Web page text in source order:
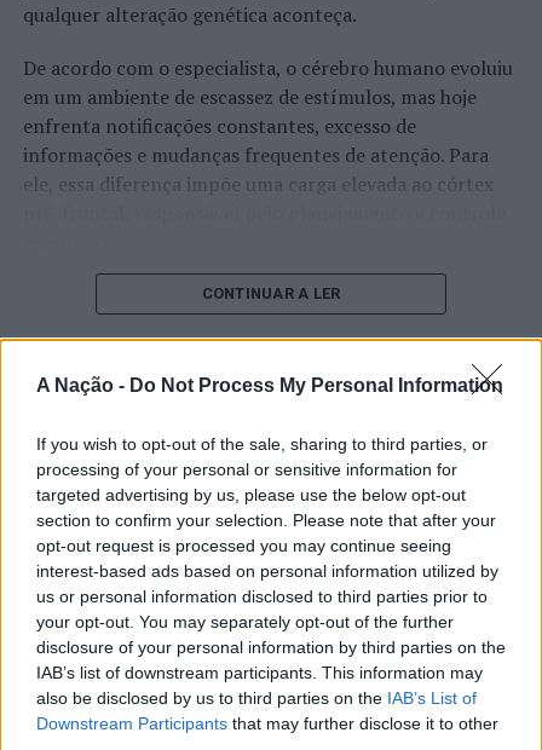
A Nação - Do Not Process My Personal Information
If you wish to opt-out of the sale, sharing to third parties, or
processing of your personal or sensitive information for
targeted advertising by us, please use the below opt-out
section to confirm your selection. Please note that after your
opt-out request is processed you may continue seeing
interest-based ads based on personal information utilized by
us or personal information disclosed to third parties prior to
your opt-out. You may separately opt-out of the further
disclosure of your personal information by third parties on the
IAB’s list of downstream participants. This information may
also be disclosed by us to third parties on the IAB’s List of
Downstream Participants that may further disclose it to other
Imagem: CMA.
TÓPICOS RELACIONADOS: ANADIA
ÀS SEXTAS NA PRAÇA
PRÓXIMO
Porto: Homem de 21 anos detido por tráfico de droga
Juventude”
qualquer alteração genética aconteça.
De acordo com o especialista, o cérebro humano evoluiu
em um ambiente de escassez de estímulos, mas hoje
enfrenta notificações constantes, excesso de
informações e mudanças frequentes de atenção. Para
ele, essa diferença impõe uma carga elevada ao córtex
O pesquisador afirma que plataformas digitais também
manter a atenção e a procrastinação. Na sua visão,
aumentam a sensação de sobrecarga, enquanto o stress
prolongado pode elevar os níveis de cortisol e
prejudicar o desempenho cognitivo.
Fabiano de Abreu Agrela Rodrigues ressalta que não há
evidências de que o ambiente digital provoque mudanças
genéticas na espécie humana. A adaptação observada,
afirma, ocorre por meio da neuroplasticidade, processo
pelo qual os circuitos neurais se reorganizam em
resposta às experiências.
CONTINUAR A LER
ATUALIDADE
“Millennium Estoril Open 2026”
regressou ao circuito ATP com
vitória do francês Luca Van Assche
Publicado 2 dias atrás on 07/08/2026
Ígor Lopes
O “Millennium Estoril Open 2026” decorreu entre os
dias 18 e 26 de julho, no Clube de Ténis do Estoril, em